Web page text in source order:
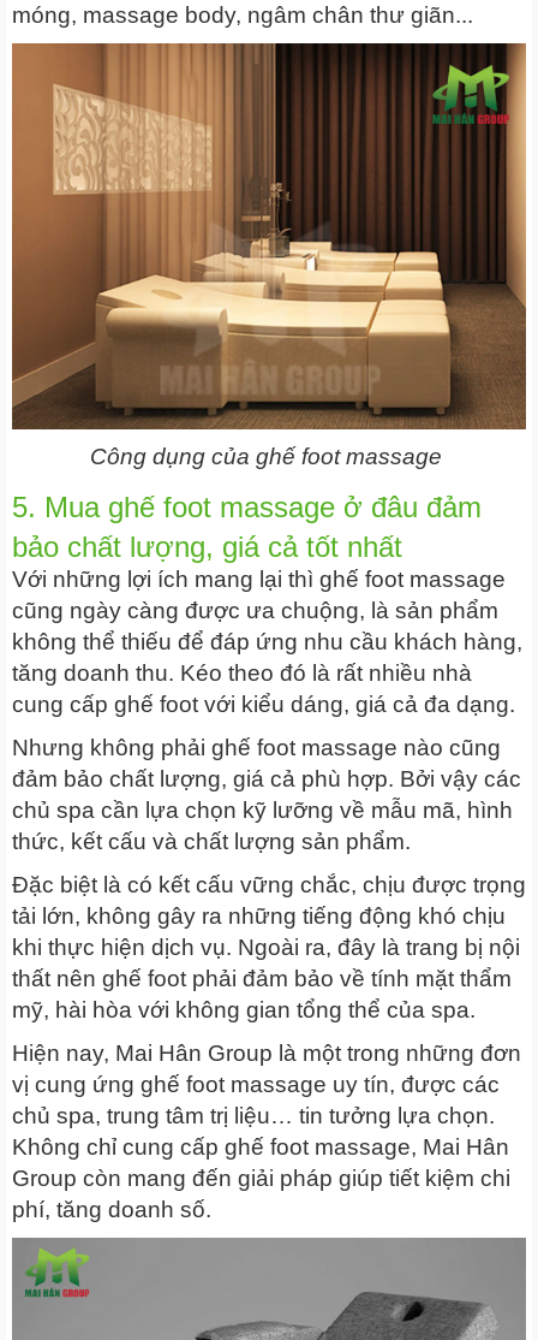
móng, massage body, ngâm chân thư giãn...
Công dụng của ghế foot massage
5. Mua ghế foot massage ở đâu đảm
bảo chất lượng, giá cả tốt nhất
Với những lợi ích mang lại thì ghế foot massage
cũng ngày càng được ưa chuộng, là sản phẩm
không thể thiếu để đáp ứng nhu cầu khách hàng,
tăng doanh thu. Kéo theo đó là rất nhiều nhà
cung cấp ghế foot với kiểu dáng, giá cả đa dạng.
Nhưng không phải ghế foot massage nào cũng
đảm bảo chất lượng, giá cả phù hợp. Bởi vậy các
chủ spa cần lựa chọn kỹ lưỡng về mẫu mã, hình
thức, kết cấu và chất lượng sản phẩm.
Đặc biệt là có kết cấu vững chắc, chịu được trọng
tải lớn, không gây ra những tiếng động khó chịu
khi thực hiện dịch vụ. Ngoài ra, đây là trang bị nội
thất nên ghế foot phải đảm bảo về tính mặt thẩm
mỹ, hài hòa với không gian tổng thể của spa.
Hiện nay, Mai Hân Group là một trong những đơn
vị cung ứng ghế foot massage uy tín, được các
chủ spa, trung tâm trị liệu… tin tưởng lựa chọn.
Không chỉ cung cấp ghế foot massage, Mai Hân
Group còn mang đến giải pháp giúp tiết kiệm chi
phí, tăng doanh số.